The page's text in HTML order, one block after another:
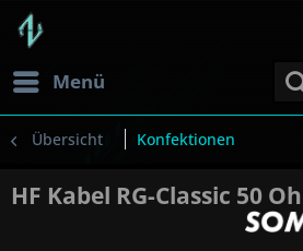
Menü
Übersicht Konfektionen
HF Kabel RG-Classic 50